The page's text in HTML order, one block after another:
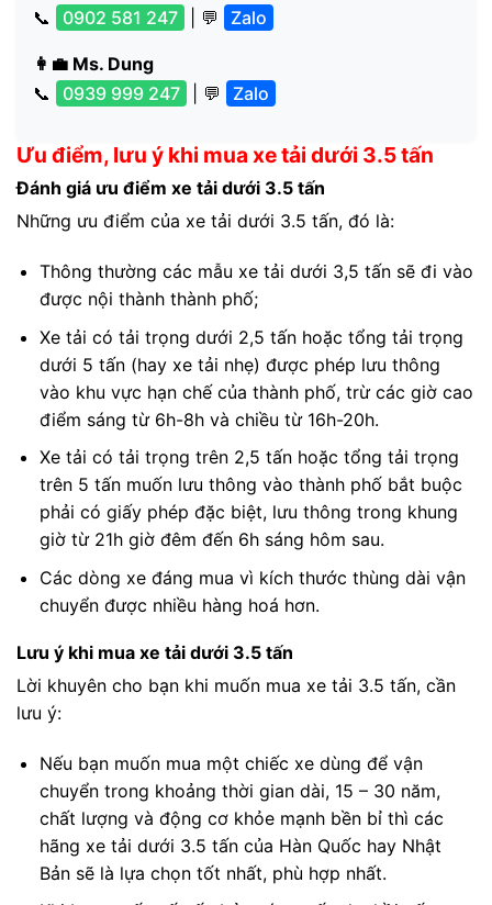
📞
0902 581 247 | 💬 Zalo
👩‍💼 Ms. Dung
📞
0939 999 247 | 💬 Zalo
Ưu điểm, lưu ý khi mua xe tải dưới 3.5 tấn
Đánh giá ưu điểm xe tải dưới 3.5 tấn
Những ưu điểm của xe tải dưới 3.5 tấn, đó là:
Thông thường các mẫu xe tải dưới 3,5 tấn sẽ đi vào
được nội thành thành phố;
Xe tải có tải trọng dưới 2,5 tấn hoặc tổng tải trọng
dưới 5 tấn (hay xe tải nhẹ) được phép lưu thông
vào khu vực hạn chế của thành phố, trừ các giờ cao
điểm sáng từ 6h-8h và chiều từ 16h-20h.
Xe tải có tải trọng trên 2,5 tấn hoặc tổng tải trọng
trên 5 tấn muốn lưu thông vào thành phố bắt buộc
phải có giấy phép đặc biệt, lưu thông trong khung
giờ từ 21h giờ đêm đến 6h sáng hôm sau.
Các dòng xe đáng mua vì kích thước thùng dài vận
chuyển được nhiều hàng hoá hơn.
Lưu ý khi mua xe tải dưới 3.5 tấn
Lời khuyên cho bạn khi muốn mua xe tải 3.5 tấn, cần
lưu ý:
Nếu bạn muốn mua một chiếc xe dùng để vận
chuyển trong khoảng thời gian dài, 15 – 30 năm,
chất lượng và động cơ khỏe mạnh bền bỉ thì các
hãng xe tải dưới 3.5 tấn của Hàn Quốc hay Nhật
Bản sẽ là lựa chọn tốt nhất, phù hợp nhất.